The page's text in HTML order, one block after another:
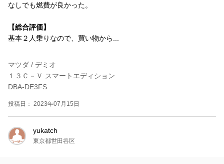
なしでも燃費が良かった。
【総合評価】
基本２人乗りなので、買い物から...
マツダ / デミオ
１３Ｃ－Ｖ スマートエディション
DBA-DE3FS
投稿日： 2023年07月15日
yukatch
東京都世田谷区